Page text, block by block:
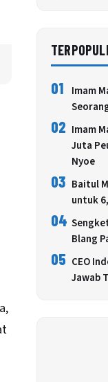
01
Imam
02 Imam
Juta
Nyoe
03 Baitul
untuk
04
Blang
05 CEO
Jawab